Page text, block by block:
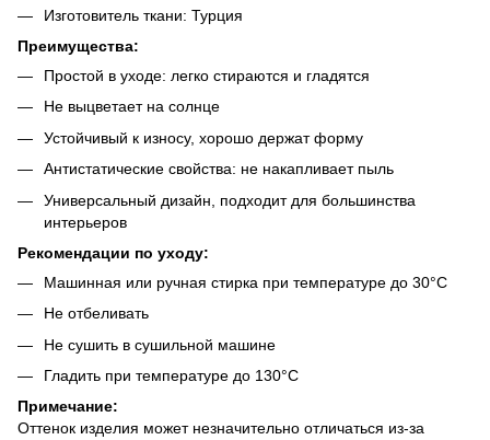
Изготовитель ткани: Турция
Преимущества:
Простой в уходе: легко стираются и гладятся
Не выцветает на солнце
Устойчивый к износу, хорошо держат форму
Антистатические свойства: не накапливает пыль
Универсальный дизайн, подходит для большинства
интерьеров
Рекомендации по уходу:
Машинная или ручная стирка при температуре до 30°C
Не отбеливать
Не сушить в сушильной машине
Гладить при температуре до 130°C
Примечание:
Оттенок изделия может незначительно отличаться из-за